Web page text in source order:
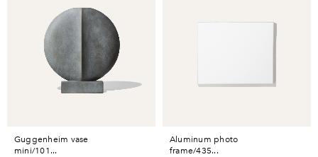
guggenheim vase
mini/101...
aluminum photo
frame/435...